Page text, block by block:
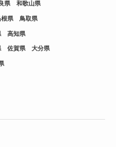
県 和歌山県
根県 鳥取県
高知県
佐賀県 大分県